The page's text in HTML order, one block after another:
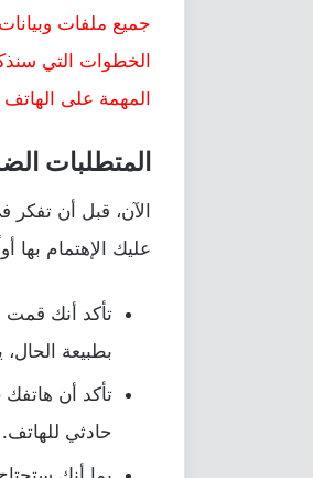
جميع ملفات
الخطوات التي
المهمة على
المتطلبات
الآن، قبل أن
عليك الإهتمام بها
تأكد أنك قمت
بطبيعة
حادثي للهاتف.